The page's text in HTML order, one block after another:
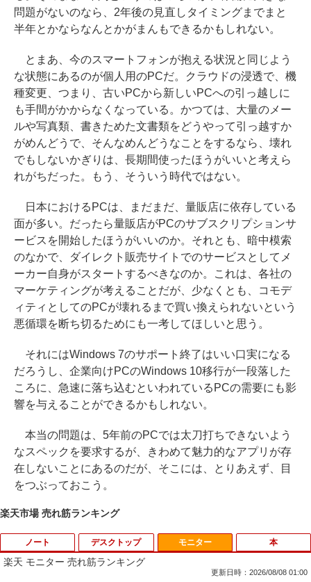
問題がないのなら、2年後の見直しタイミングまでまと
半年とかならなんとかがまんもできるかもしれない。
とまあ、今のスマートフォンが抱える状況と同じよう
な状態にあるのが個人用のPCだ。クラウドの浸透で、機
種変更、つまり、古いPCから新しいPCへの引っ越しに
も手間がかからなくなっている。かつては、大量のメー
ルや写真類、書きためた文書類をどうやって引っ越すか
がめんどうで、そんなめんどうなことをするなら、壊れ
でもしないかぎりは、長期間使ったほうがいいと考えら
れがちだった。もう、そういう時代ではない。
日本におけるPCは、まだまだ、量販店に依存している
面が多い。だったら量販店がPCのサブスクリプションサ
ービスを開始したほうがいいのか。それとも、暗中模索
のなかで、ダイレクト販売サイトでのサービスとしてメ
ーカー自身がスタートするべきなのか。これは、各社の
マーケティングが考えることだが、少なくとも、コモデ
ィティとしてのPCが壊れるまで買い換えられないという
悪循環を断ち切るためにも一考してほしいと思う。
それにはWindows 7のサポート終了はいい口実になる
だろうし、企業向けPCのWindows 10移行が一段落した
ころに、急速に落ち込むといわれているPCの需要にも影
響を与えることができるかもしれない。
本当の問題は、5年前のPCでは太刀打ちできないよう
なスペックを要求するが、きわめて魅力的なアプリが存
在しないことにあるのだが、そこには、とりあえず、目
をつぶっておこう。
楽天市場 売れ筋ランキング
ノート デスクトップ モニター
楽天 モニター 売れ筋ランキング
更新日時：2026/08/08 01:00
本